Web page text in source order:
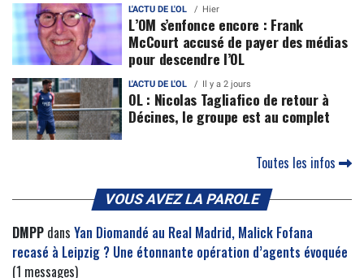
L'ACTU DE L'OL Hier
L’OM s’enfonce encore : Frank
McCourt accusé de payer des médias
pour descendre l’OL
L'ACTU DE L'OL Il y a 2 jours
OL : Nicolas Tagliafico de retour à
Décines, le groupe est au complet
Toutes les infos
VOUS AVEZ LA PAROLE
DMPP dans Yan Diomandé au Real Madrid, Malick Fofana
recasé à Leipzig ? Une étonnante opération d’agents évoquée
(1 messages)